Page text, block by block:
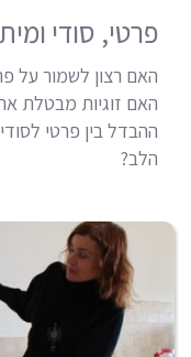
פרטי, סודי
האם רצון לשמור על
האם זוגיות מבטלת
ההבדל בין פרטי
הלב?